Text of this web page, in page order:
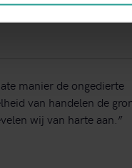
manier de ongedierte
van handelen de
wij van harte aan.”